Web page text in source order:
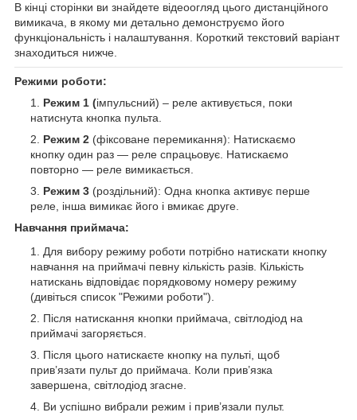
В кінці сторінки ви знайдете відеоогляд цього дистанційного
вимикача, в якому ми детально демонструємо його
функціональність і налаштування. Короткий текстовий варіант
знаходиться нижче.
Режими роботи:
Режим 1 (імпульсний) – реле активується, поки
натиснута кнопка пульта.
Режим 2 (фіксоване перемикання): Натискаємо
кнопку один раз — реле спрацьовує. Натискаємо
повторно — реле вимикається.
Режим 3 (роздільний): Одна кнопка активує перше
реле, інша вимикає його і вмикає друге.
Навчання приймача:
Для вибору режиму роботи потрібно натискати кнопку
навчання на приймачі певну кількість разів. Кількість
натискань відповідає порядковому номеру режиму
(дивіться список "Режими роботи").
Після натискання кнопки приймача, світлодіод на
приймачі загоряється.
Після цього натискаєте кнопку на пульті, щоб
прив’язати пульт до приймача. Коли прив’язка
завершена, світлодіод згасне.
Ви успішно вибрали режим і прив’язали пульт.